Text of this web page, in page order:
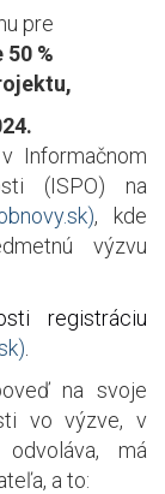
pre
%
Informačnom
(ISPO) na
, kde
výzvu
registráciu
na svoje
vo výzve, v
má
a to: